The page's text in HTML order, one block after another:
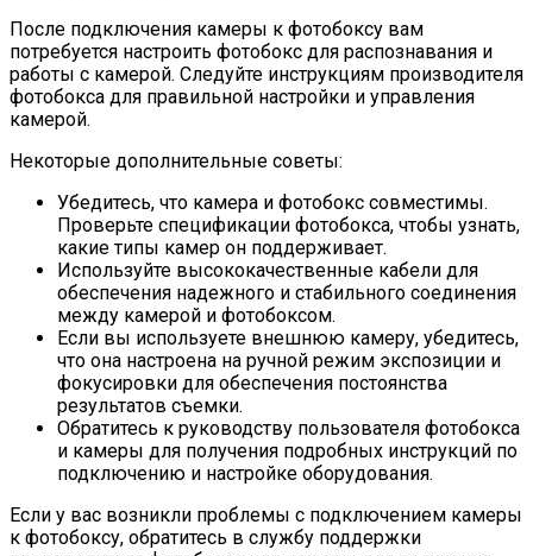
После подключения камеры к фотобоксу вам
потребуется настроить фотобокс для распознавания и
работы с камерой. Следуйте инструкциям производителя
фотобокса для правильной настройки и управления
камерой.
Некоторые дополнительные советы:
Убедитесь, что камера и фотобокс совместимы.
Проверьте спецификации фотобокса, чтобы узнать,
какие типы камер он поддерживает.
Используйте высококачественные кабели для
обеспечения надежного и стабильного соединения
между камерой и фотобоксом.
Если вы используете внешнюю камеру, убедитесь,
что она настроена на ручной режим экспозиции и
фокусировки для обеспечения постоянства
результатов съемки.
Обратитесь к руководству пользователя фотобокса
и камеры для получения подробных инструкций по
подключению и настройке оборудования.
Если у вас возникли проблемы с подключением камеры
к фотобоксу, обратитесь в службу поддержки